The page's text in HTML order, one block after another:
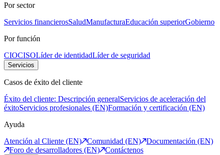
Por sector
Servicios financierosSaludManufacturaEducación superiorGobierno
Por función
CIOCISOLíder de identidadLíder de seguridad
Servicios
Casos de éxito del cliente
Éxito del cliente: Descripción generalServicios de aceleración del
éxitoServicios profesionales (EN)Formación y certificación (EN)
Ayuda
Atención al Cliente (EN)
Comunidad (EN)
Documentación (EN)
Foro de desarrolladores (EN)
Contáctenos